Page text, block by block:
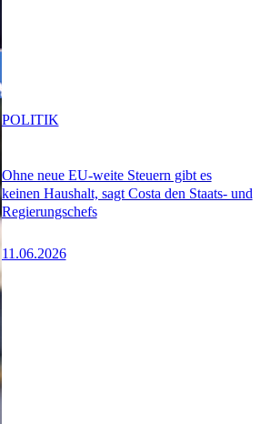
Ohne neue EU-weite Steuern gibt es
keinen Haushalt, sagt Costa den Staats- und
Regierungschefs
11.06.2026
POLITIK